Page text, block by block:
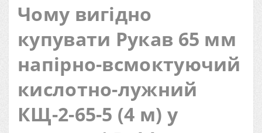
Чому вигідно
купувати Рукав 65 мм
напірно-всмоктуючий
кислотно-лужний
КЩ-2-65-5 (4 м) у